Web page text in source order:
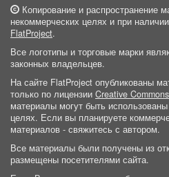
Копирование и распространение
некоммерческих целях и при
FlatProject.
Все логотипы и торговые марки
законных владельцев.
На сайте FlatProject опубликованы
только по лицензии Creative
материалы могут быть
целях. Если вы планируете
материалов - свяжитесь с автором.
Все материалы были получены из
размещены посетителями сайта.